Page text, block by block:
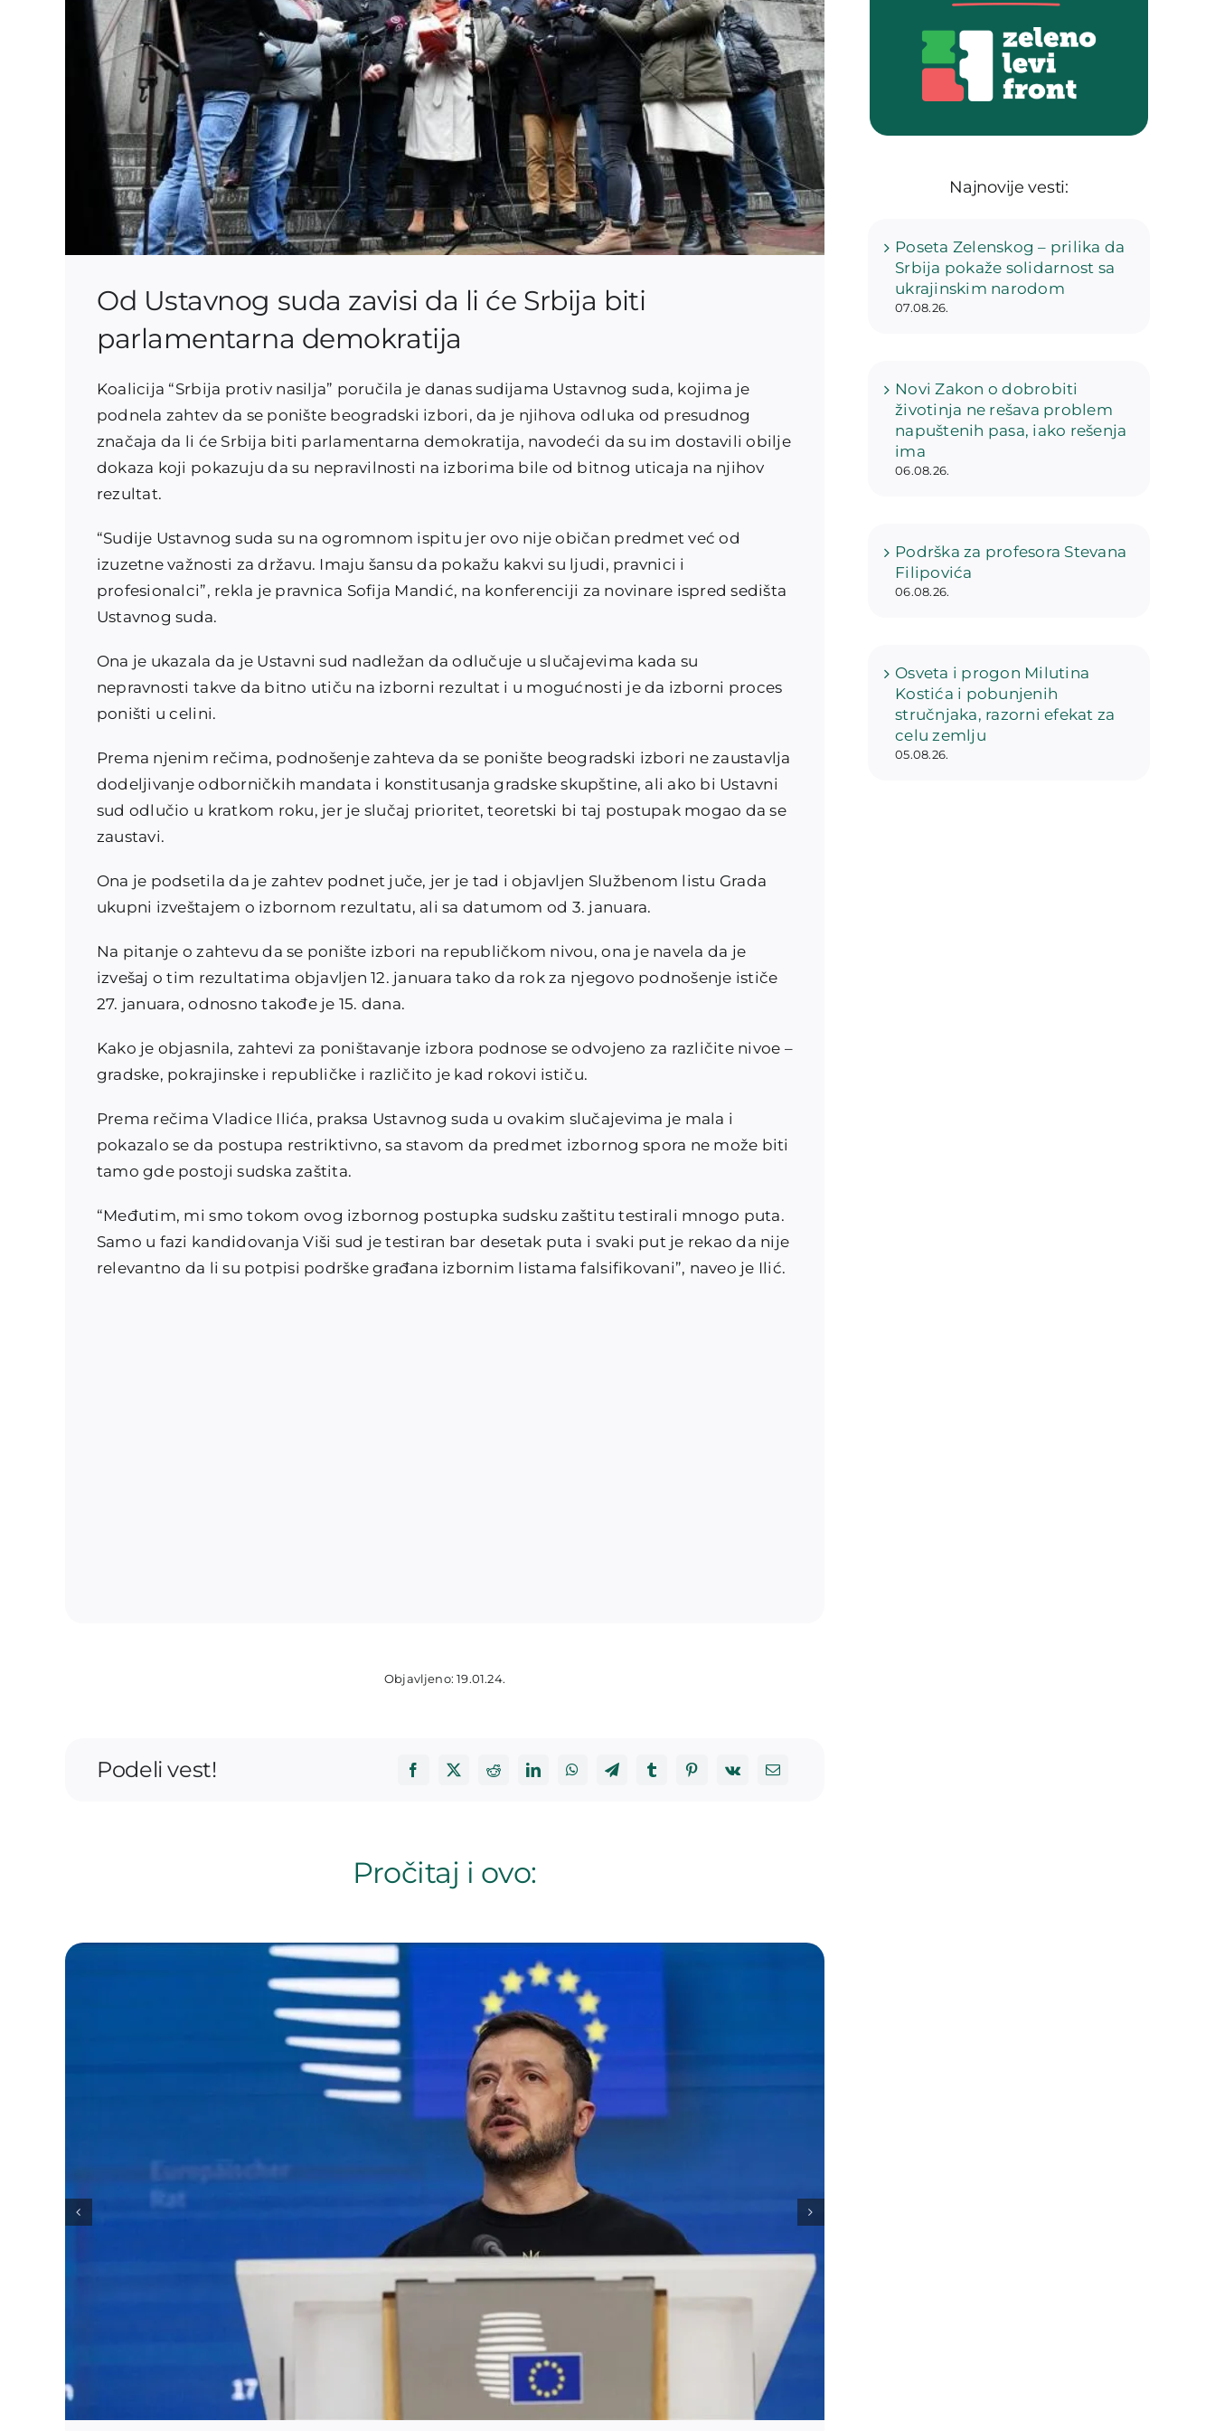
Od Ustavnog suda zavisi da li će Srbija biti
parlamentarna demokratija
Koalicija “Srbija protiv nasilja” poručila je danas sudijama Ustavnog suda, kojima je
podnela zahtev da se ponište beogradski izbori, da je njihova odluka od presudnog
značaja da li će Srbija biti parlamentarna demokratija, navodeći da su im dostavili obilje
dokaza koji pokazuju da su nepravilnosti na izborima bile od bitnog uticaja na njihov
rezultat.
“Sudije Ustavnog suda su na ogromnom ispitu jer ovo nije običan predmet već od
izuzetne važnosti za državu. Imaju šansu da pokažu kakvi su ljudi, pravnici i
profesionalci”, rekla je pravnica Sofija Mandić, na konferenciji za novinare ispred sedišta
Ustavnog suda.
Ona je ukazala da je Ustavni sud nadležan da odlučuje u slučajevima kada su
nepravnosti takve da bitno utiču na izborni rezultat i u mogućnosti je da izborni proces
poništi u celini.
Prema njenim rečima, podnošenje zahteva da se ponište beogradski izbori ne zaustavlja
dodeljivanje odborničkih mandata i konstitusanja gradske skupštine, ali ako bi Ustavni
sud odlučio u kratkom roku, jer je slučaj prioritet, teoretski bi taj postupak mogao da se
zaustavi.
Ona je podsetila da je zahtev podnet juče, jer je tad i objavljen Službenom listu Grada
ukupni izveštajem o izbornom rezultatu, ali sa datumom od 3. januara.
Na pitanje o zahtevu da se ponište izbori na republičkom nivou, ona je navela da je
izvešaj o tim rezultatima objavljen 12. januara tako da rok za njegovo podnošenje ističe
27. januara, odnosno takođe je 15. dana.
Kako je objasnila, zahtevi za poništavanje izbora podnose se odvojeno za različite nivoe –
gradske, pokrajinske i republičke i različito je kad rokovi ističu.
Prema rečima Vladice Ilića, praksa Ustavnog suda u ovakim slučajevima je mala i
pokazalo se da postupa restriktivno, sa stavom da predmet izbornog spora ne može biti
tamo gde postoji sudska zaštita.
“Međutim, mi smo tokom ovog izbornog postupka sudsku zaštitu testirali mnogo puta.
Samo u fazi kandidovanja Viši sud je testiran bar desetak puta i svaki put je rekao da nije
relevantno da li su potpisi podrške građana izbornim listama falsifikovani”, naveo je Ilić.
Objavljeno: 19.01.24.
Podeli vest!
Pročitaj i ovo:
Najnovije vesti:
Poseta Zelenskog – prilika da
Srbija pokaže solidarnost sa
ukrajinskim narodom
07.08.26.
Novi Zakon o dobrobiti
životinja ne rešava problem
napuštenih pasa, iako rešenja
ima
06.08.26.
Podrška za profesora Stevana
Filipovića
06.08.26.
Osveta i progon Milutina
Kostića i pobunjenih
stručnjaka, razorni efekat za
celu zemlju
05.08.26.